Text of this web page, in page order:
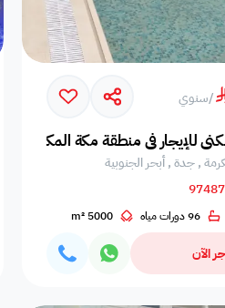
البناء 360 جولة افتراضية
/سنوي
للإيجار في منطقة مكة المكرمة,
, جدة , أبحر الجنوبية
96 دورات مياه 5000 m²
الآن